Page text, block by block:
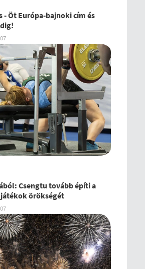
- Öt Európa-bajnoki cím és
Csengtu tovább építi a
örökségét